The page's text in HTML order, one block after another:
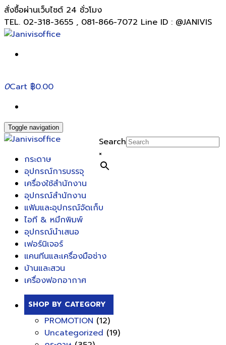
สั่งซื้อผ่านเว็บไซต์ 24 ชั่วโมง
TEL. 02-318-3655 , 081-866-7072 Line ID : @JANIVIS
0Cart ฿0.00
Toggle navigation
Search
×
กระดาษ
อุปกรณ์การบรรจุ
เครื่องใช้สำนักงาน
อุปกรณ์สำนักงาน
แฟ้มและอุปกรณ์จัดเก็บ
ไอที & หมึกพิมพ์
อุปกรณ์นำเสนอ
เฟอร์นิเจอร์
แคนทีนและเครื่องมือช่าง
บ้านและสวน
เครื่องฟอกอากาศ
SHOP BY CATEGORY
PROMOTION (12)
Uncategorized (19)